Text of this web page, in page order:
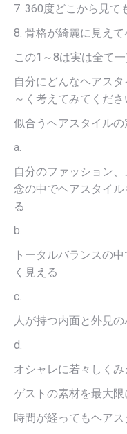
7. 360度どこから見て
8. 骨格が綺麗に見え
この1～8は実は全て
自分にどんなヘアス
～く考えてみてくださ
似合うヘアスタイルの
a.
自分のファッション
念の中でヘアスタイ
る
b.
トータルバランスの
く見える
c.
人が持つ内面と外見
d.
オシャレに若々しくみ
ゲストの素材を最大限
時間が経ってもヘア